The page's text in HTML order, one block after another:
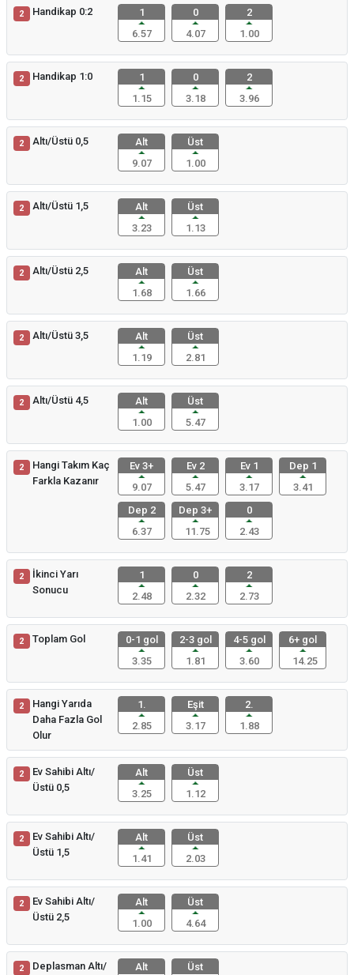
2 Handikap 0:2
1
6.57
0
4.07
2
1.00
2 Handikap 1:0
1
1.15
0
3.18
2
3.96
2 Altı/Üstü 0,5
Alt
9.07
Üst
1.00
2 Altı/Üstü 1,5
Alt
3.23
Üst
1.13
2 Altı/Üstü 2,5
Alt
1.68
Üst
1.66
2 Altı/Üstü 3,5
Alt
1.19
Üst
2.81
2 Altı/Üstü 4,5
Alt
1.00
Üst
5.47
2
Hangi Takım Kaç
Farkla Kazanır
Ev 3+
9.07
Ev 2
5.47
Ev 1
3.17
Dep 1
3.41
Dep 2
6.37
Dep 3+
11.75
0
2.43
2
İkinci Yarı
Sonucu
1
2.48
0
2.32
2
2.73
2 Toplam Gol
0-1 gol
3.35
2-3 gol
1.81
4-5 gol
3.60
6+ gol
14.25
2
Hangi Yarıda
Daha Fazla Gol
Olur
1.
2.85
Eşit
3.17
2.
1.88
2
Ev Sahibi Altı/
Üstü 0,5
Alt
3.25
Üst
1.12
2
Ev Sahibi Altı/
Üstü 1,5
Alt
1.41
Üst
2.03
2
Ev Sahibi Altı/
Üstü 2,5
Alt
1.00
Üst
4.64
2
Deplasman Altı/
Alt
Üst